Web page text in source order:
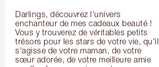
Darlings, découvrez l'univers
enchanteur de mes cadeaux beauté !
Vous y trouverez de véritables petits
trésors pour les stars de votre vie, qu'il
s'agisse de votre maman, de votre
sœur adorée, de votre meilleure amie